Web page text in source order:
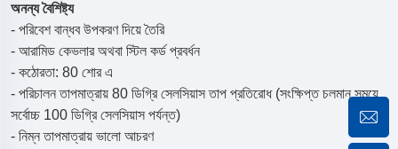
অনন্য বৈশিষ্ট্য
- পরিবেশ বান্ধব উপকরণ দিয়ে তৈরি
- আরামিড কেভলার অথবা স্টিল কর্ড প্রবর্ধন
- কঠোরতা: 80 শোর এ
- পরিচালন তাপমাত্রায় 80 ডিগ্রি সেলসিয়াস তাপ প্রতিরোধ (সংক্ষিপ্ত চলমান সময়ে
সর্বোচ্চ 100 ডিগ্রি সেলসিয়াস পর্যন্ত)
- নিম্ন তাপমাত্রায় ভালো আচরণ